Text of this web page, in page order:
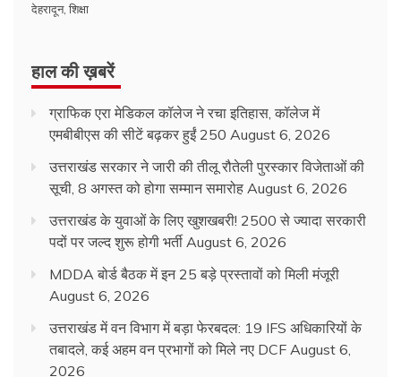
देहरादून, शिक्षा
हाल की ख़बरें
ग्राफिक एरा मेडिकल कॉलेज ने रचा इतिहास, कॉलेज में
एमबीबीएस की सीटें बढ़कर हुईं 250 August 6, 2026
उत्तराखंड सरकार ने जारी की तीलू रौतेली पुरस्कार विजेताओं की
सूची, 8 अगस्त को होगा सम्मान समारोह August 6, 2026
उत्तराखंड के युवाओं के लिए खुशखबरी! 2500 से ज्यादा सरकारी
पदों पर जल्द शुरू होगी भर्ती August 6, 2026
MDDA बोर्ड बैठक में इन 25 बड़े प्रस्तावों को मिली मंजूरी
August 6, 2026
उत्तराखंड में वन विभाग में बड़ा फेरबदल: 19 IFS अधिकारियों के
तबादले, कई अहम वन प्रभागों को मिले नए DCF August 6,
2026